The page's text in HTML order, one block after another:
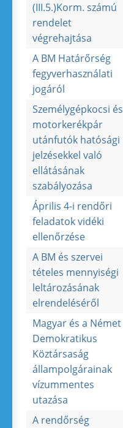
(III.5.)Korm. számú
rendelet
végrehajtása
A BM Határőrség
fegyverhasználati
jogáról
Személygépkocsi és
motorkerékpár
utánfutók hatósági
jelzésekkel való
ellátásának
szabályozása
Április 4-i rendőri
feladatok vidéki
ellenőrzése
A BM és szervei
tételes mennyiségi
leltározásának
elrendeléséről
Magyar és a Német
Demokratikus
Köztársaság
állampolgárainak
vízummentes
utazása
A rendőrség